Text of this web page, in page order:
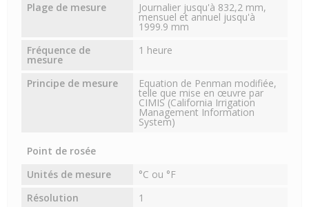
Plage de mesure
Journalier jusqu'à 832,2 mm,
mensuel et annuel jusqu'à
1999.9 mm
Fréquence de
mesure
1 heure
Principe de mesure Equation de Penman modifiée,
telle que mise en œuvre par
CIMIS (California Irrigation
Management Information
System)
Point de rosée
Unités de mesure
°C ou °F
Résolution
1